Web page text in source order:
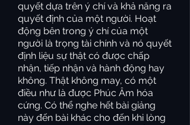
quyết dựa trên ý chí và khả năng ra
quyết định của một người. Hoạt
động bên trong ý chí của một
người là trọng tài chính và nó quyết
định liệu sự thật có được chấp
nhận, tiếp nhận và hành động hay
không. Thật không may, có một
điều như là được Phúc Âm hóa
cứng. Có thể nghe hết bài giảng
này đến bài khác cho đến khi lòng